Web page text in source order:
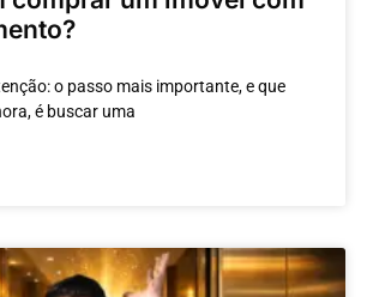
o passo mais importante, e que
é buscar uma